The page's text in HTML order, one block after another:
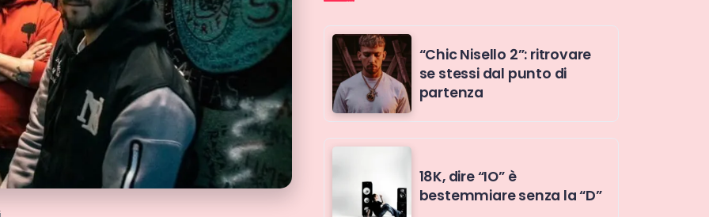
“Chic Nisello 2”: ritrovare
se stessi dal punto di
partenza
18K, dire “IO” è
bestemmiare senza la “D”